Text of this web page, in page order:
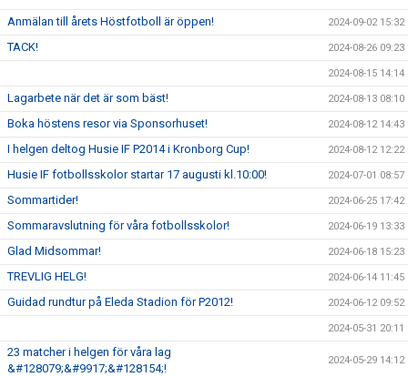
Anmälan till årets Höstfotboll är öppen! 2024-09-02 15:32
TACK! 2024-08-26 09:23
2024-08-15 14:14
Lagarbete när det är som bäst! 2024-08-13 08:10
Boka höstens resor via Sponsorhuset! 2024-08-12 14:43
I helgen deltog Husie IF P2014 i Kronborg Cup! 2024-08-12 12:22
Husie IF fotbollsskolor startar 17 augusti kl.10:00! 2024-07-01 08:57
Sommartider! 2024-06-25 17:42
Sommaravslutning för våra fotbollsskolor! 2024-06-19 13:33
Glad Midsommar! 2024-06-18 15:23
TREVLIG HELG! 2024-06-14 11:45
Guidad rundtur på Eleda Stadion för P2012! 2024-06-12 09:52
2024-05-31 20:11
23 matcher i helgen för våra lag
&#128079;&#9917;&#128154;!
2024-05-29 14:12